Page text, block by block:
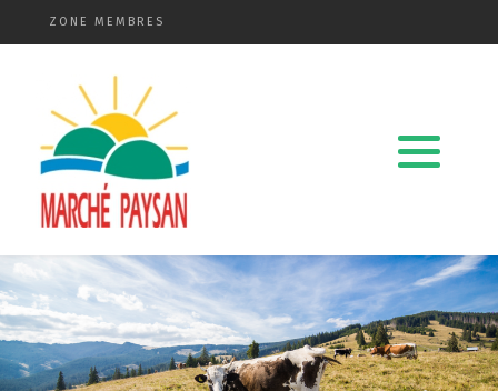
ZONE MEMBRES
Qui sommes-nous ?
La charte
Le comité
Le matériel membres
Devenir membre